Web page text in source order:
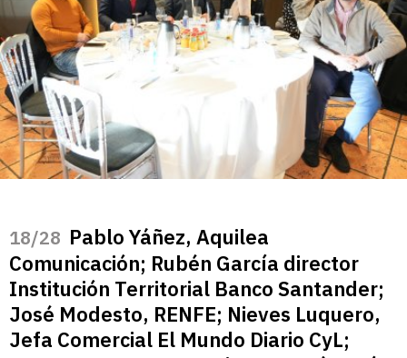
/28 Pablo Yáñez, Aquilea
Comunicación; Rubén García director
Institución Territorial Banco Santander;
José Modesto, RENFE; Nieves Luquero,
Jefa Comercial El Mundo Diario CyL;